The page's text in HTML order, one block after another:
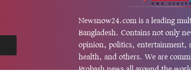
Newsnow24.com is a leading
Bangladesh. Contains not only
opinion, politics, entertainment,
health, and others. We are
Probash news all around the